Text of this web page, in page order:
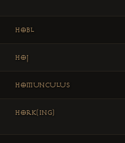
HOBL
HOJ
HOMUNCULUS
HORK(ING)